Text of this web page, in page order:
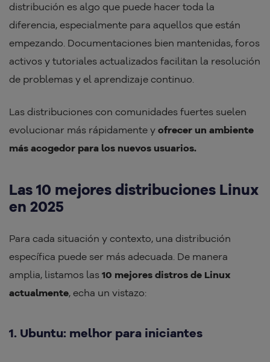
distribución es algo que puede hacer toda la
diferencia, especialmente para aquellos que están
empezando. Documentaciones bien mantenidas, foros
activos y tutoriales actualizados facilitan la resolución
de problemas y el aprendizaje continuo.
Las distribuciones con comunidades fuertes suelen
evolucionar más rápidamente y ofrecer un ambiente
más acogedor para los nuevos usuarios.
Las 10 mejores distribuciones Linux
en 2025
Para cada situación y contexto, una distribución
específica puede ser más adecuada. De manera
amplia, listamos las 10 mejores distros de Linux
actualmente, echa un vistazo:
1. Ubuntu: melhor para iniciantes